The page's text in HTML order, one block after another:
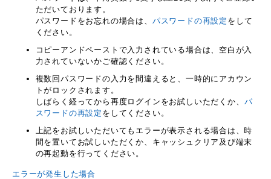
ただいております。
パスワードをお忘れの場合は、 パスワードの再設定 をして
ください。
コピーアンドペーストで入力されている場合は、空白が入
力されていないかご確認ください。
複数回パスワードの入力を間違えると、一時的にアカウン
トがロックされます。
しばらく経ってから再度ログインをお試しいただくか、 パ
スワードの再設定 をしてください。
上記をお試しいただいてもエラーが表示される場合は、時
間を置いてお試しいただくか、キャッシュクリア及び端末
の再起動を行ってください。
エラーが発生した場合